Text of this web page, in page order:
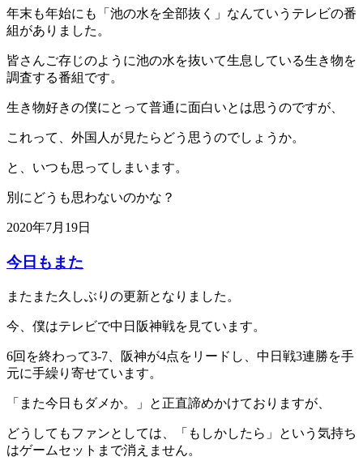
年末も年始にも「池の水を全部抜く」なんていうテレビの番
組がありました。
皆さんご存じのように池の水を抜いて生息している生き物を
調査する番組です。
生き物好きの僕にとって普通に面白いとは思うのですが、
これって、外国人が見たらどう思うのでしょうか。
と、いつも思ってしまいます。
別にどうも思わないのかな？
2020年7月19日
今日もまた
またまた久しぶりの更新となりました。
今、僕はテレビで中日阪神戦を見ています。
6回を終わって3-7、阪神が4点をリードし、中日戦3連勝を手
元に手繰り寄せています。
「また今日もダメか。」と正直諦めかけておりますが、
どうしてもファンとしては、「もしかしたら」という気持ち
はゲームセットまで消えません。